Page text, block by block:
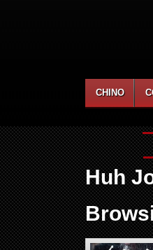
CHINO
Huh